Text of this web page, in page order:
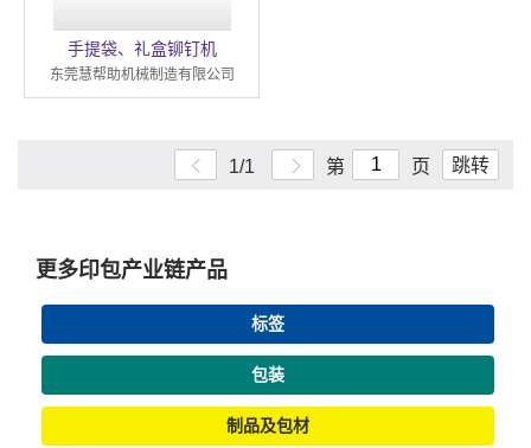
手提袋、礼盒铆钉机
东莞慧帮助机械制造有限公司
1/1 第 页 跳转
更多印包产业链产品
标签
包装
制品及包材